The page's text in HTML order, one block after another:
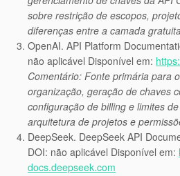
sobre restrição de escopos,
diferenças entre a camada
OpenAI. API Platform
não aplicável Disponível em:
Comentário: Fonte primária para
organização, geração de chaves
configuração de billing e limites
arquitetura de projetos e
DeepSeek. DeepSeek API
DOI: não aplicável Disponível em:
docs.deepseek.com